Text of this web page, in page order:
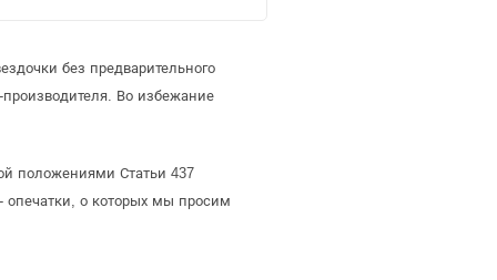
без предварительного
Во избежание
положениями Статьи 437
опечатки, о которых мы просим